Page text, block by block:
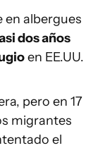
en albergues
dos años
en EE.UU.
pero en 17
migrantes
el